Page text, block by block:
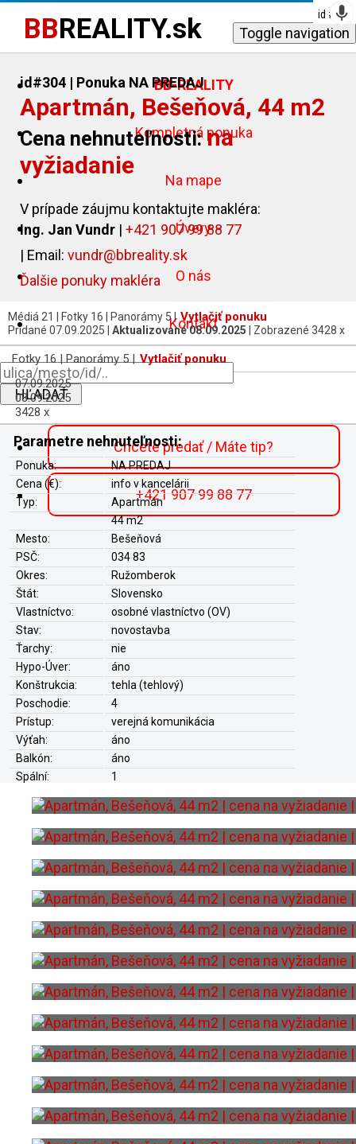
BBREALITY.sk Toggle navigation
BB-REALITY
Kompletná ponuka
Na mape
Úvery
O nás
Kontakt
HĽADAŤ
Chcete predať / Máte tip?
+421 907 99 88 77
id#304 | Ponuka NA PREDAJ
Apartmán, Bešeňová, 44 m2
Cena nehnuteľnosti:na
vyžiadanie
V prípade záujmu kontaktujte makléra:
Ing. Jan Vundr | +421 907 99 88 77
| Email: vundr@bbreality.sk
Ďalšie ponuky makléra
Médiá 21 | Fotky 16 | Panorámy 5 | Vytlačiť ponuku
Pridané 07.09.2025 | Aktualizované 08.09.2025 | Zobrazené 3428 x
Fotky 16 | Panorámy 5 |Vytlačiť ponuku
07.09.2025
08.09.2025
3428 x
Parametre nehnuteľnosti:
Ponuka:
NA PREDAJ
Cena (€):
info v kancelárii
Typ:
Apartmán
44 m2
Mesto:
Bešeňová
PSČ:
034 83
Okres:
Ružomberok
Štát:
Slovensko
Vlastníctvo:
osobné vlastníctvo (OV)
Stav:
novostavba
Ťarchy:
nie
Hypo-Úver:
áno
Konštrukcia:
tehla (tehlový)
Poschodie:
4
Prístup:
verejná komunikácia
Výťah:
áno
Balkón:
áno
Spální:
1
Kúpeľní
áno
Pivnica:
áno
Zateplenie:
áno + plastové okná
Kúrenie:
ústredné teplovodné
Kanalizácia:
áno
Internet:
áno - optická linka
Energ. certifikát:
A
Apartmán
id # 330
id # 311
id # 312
id # 320
id # 203
id # 313